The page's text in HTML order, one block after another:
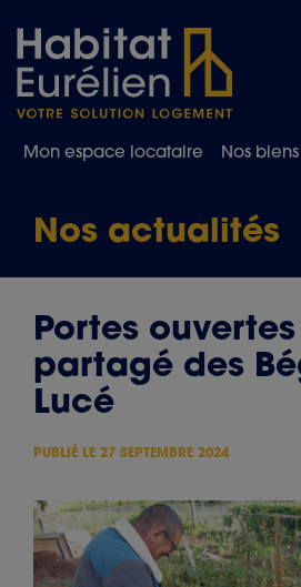
Mon espace locataire Nos
Nos actualités
Portes
partagé des
Lucé
PUBLIÉ LE 27 SEPTEMBRE 2024